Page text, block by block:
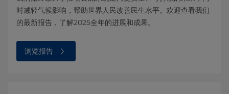
时减轻气候影响，帮助世界人民改善民生水平。欢迎查看我们
的最新报告，了解2025全年的进展和成果。
浏览报告